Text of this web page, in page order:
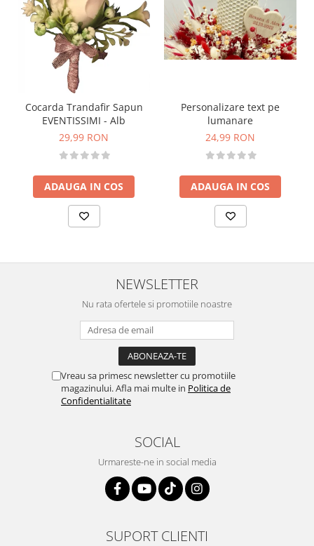
Cocarda Trandafir Sapun
EVENTISSIMI - Alb
29,99 RON
ADAUGA IN COS
Personalizare text pe
lumanare
24,99 RON
ADAUGA IN COS
NEWSLETTER
Nu rata ofertele si promotiile noastre
Vreau sa primesc newsletter cu promotiile
magazinului. Afla mai multe in Politica de
Confidentialitate
SOCIAL
Urmareste-ne in social media
SUPORT CLIENTI